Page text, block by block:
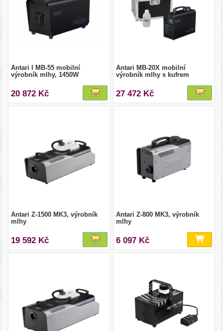
Antari I MB-55 mobilní
výrobník mlhy, 1450W
20 872 Kč
Antari MB-20X mobilní
výrobník mlhy s kufrem
27 472 Kč
Antari Z-1500 MK3, výrobník
mlhy
19 592 Kč
Antari Z-800 MK3, výrobník
mlhy
6 097 Kč